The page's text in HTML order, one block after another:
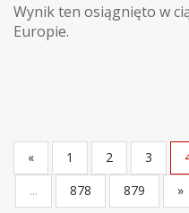
Wynik ten osiągnięto w
Europie.
« 1 2 3
...
878 879 »